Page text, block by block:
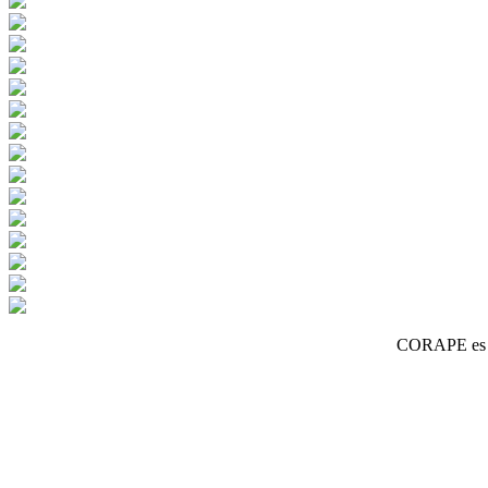
CORAPE es